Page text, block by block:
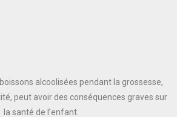
alcoolisées pendant la grossesse,
peut avoir des conséquences graves sur
la santé de l’enfant.